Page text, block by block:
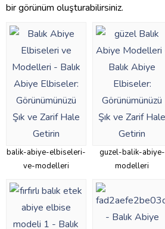
bir görünüm oluşturabilirsiniz.
balik-abiye-elbiseleri-
ve-modelleri
guzel-balik-abiye-
modelleri